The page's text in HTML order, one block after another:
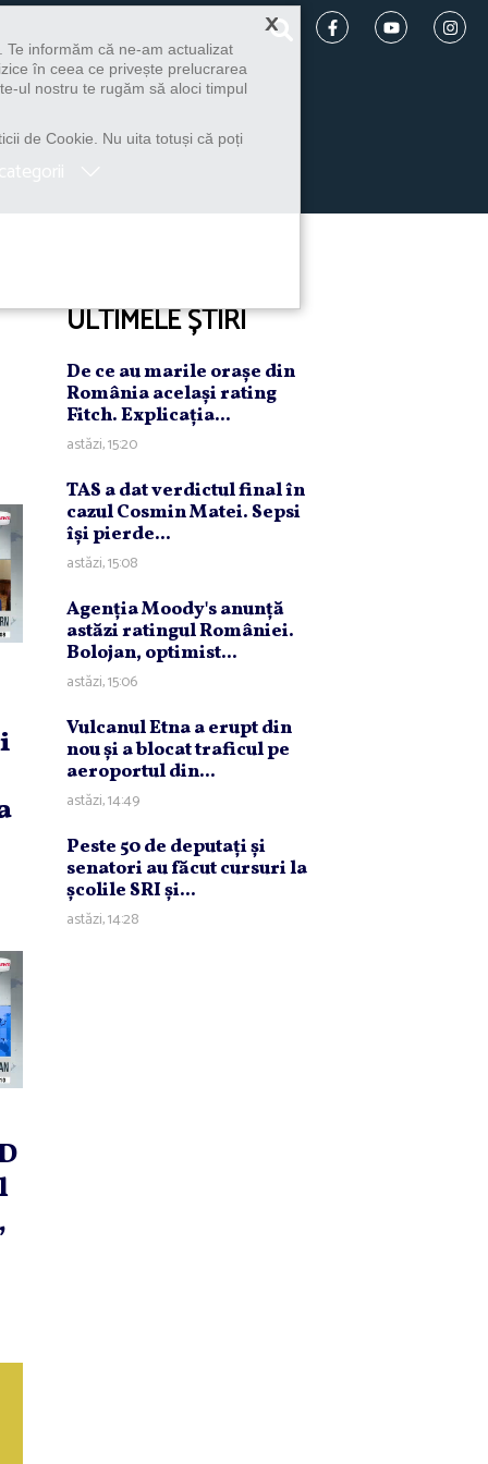
ULTIMELE ȘTIRI
De ce au marile oraşe din
România acelaşi rating
Fitch. Explicaţia...
astăzi, 15:20
TAS a dat verdictul final în
cazul Cosmin Matei. Sepsi
îşi pierde...
astăzi, 15:08
Agenţia Moody's anunţă
astăzi ratingul României.
Bolojan, optimist...
astăzi, 15:06
Vulcanul Etna a erupt din
nou şi a blocat traficul pe
aeroportul din...
astăzi, 14:49
Peste 50 de deputaţi şi
senatori au făcut cursuri la
şcolile SRI şi...
astăzi, 14:28
×
informăm că ne-am actualizat
în ceea ce privește prelucrarea
ul nostru te rugăm să aloci timpul
de Cookie. Nu uita totuși că poți